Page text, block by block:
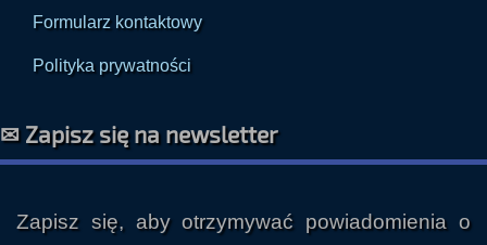
Formularz kontaktowy
Polityka prywatności
✉ Zapisz się na newsletter
Zapisz się, aby otrzymywać powiadomienia o